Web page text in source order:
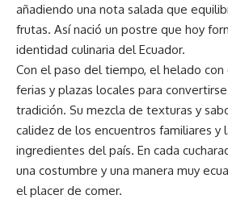
añadiendo una nota salada que
frutas. Así nació un postre que hoy
identidad culinaria del Ecuador.
Con el paso del tiempo, el helado
ferias y plazas locales para
tradición. Su mezcla de texturas y
calidez de los encuentros familiares y
ingredientes del país. En cada
una costumbre y una manera muy
el placer de comer.